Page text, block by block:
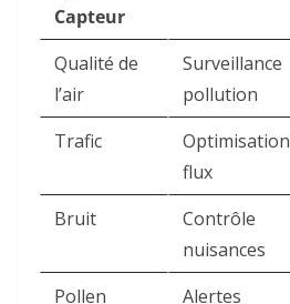
Capteur
Qualité de
l’air
Surveillance
pollution
Trafic
Optimisation
flux
Bruit
Contrôle
nuisances
Pollen
Alertes